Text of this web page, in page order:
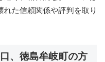
た信頼関係や評判を取り
、徳島牟岐町の方